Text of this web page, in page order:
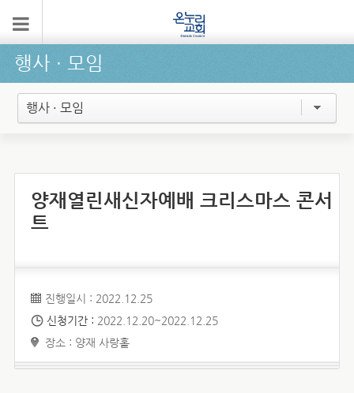
행사 ∙ 모임
행사 · 모임
양재열린새신자예배 크리스마스 콘서
트
진행일시 : 2022.12.25
신청기간 : 2022.12.20~2022.12.25
장소 : 양재 사랑홀